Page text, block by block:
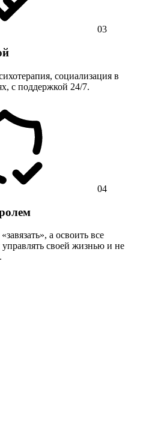
03
социализация в
с поддержкой 24/7.
04
а освоить все
своей жизнью и не